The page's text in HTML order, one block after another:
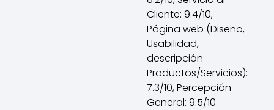
Cliente: 9.4/10,
Página web (Diseño,
Usabilidad,
descripción
Productos/Servicios):
7.3/10, Percepción
General: 9.5/10